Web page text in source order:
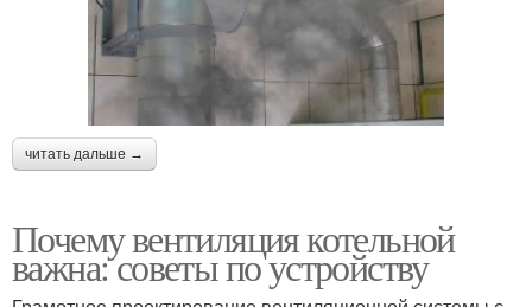
читать дальше →
Почему вентиляция котельной
важна: советы по устройству